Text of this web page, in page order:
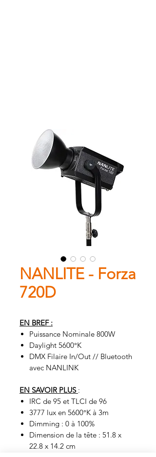
NANLITE - Forza
720D
EN BREF :
Puissance Nominale 800W
Daylight 5600°K
DMX Filaire In/Out // Bluetooth
avec NANLINK
EN SAVOIR PLUS :
IRC de 95 et TLCI de 96
3777 lux en 5600°K à 3m
Dimming : 0 à 100%
Dimension de la tête : 51.8 x
22.8 x 14.2 cm